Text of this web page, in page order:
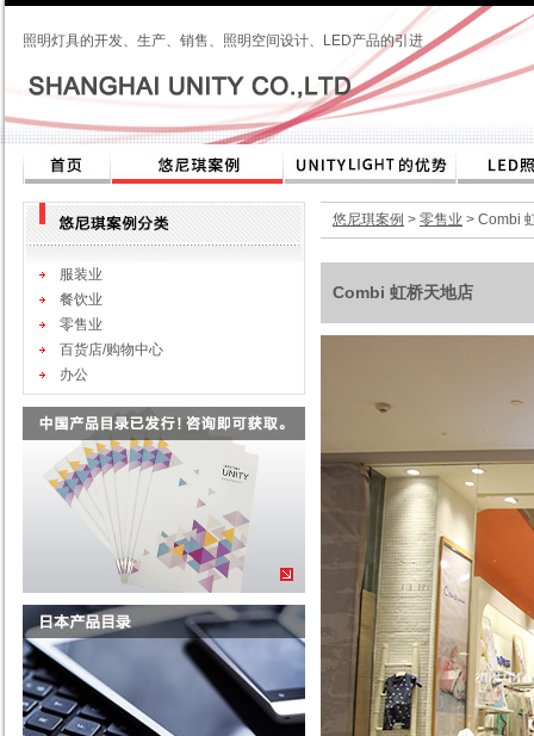
照明灯具的开发、生产、销售、照明空间设计、LED产品的引进
服装业
餐饮业
零售业
百货店/购物中心
办公
悠尼琪案例 > 零售业 > Combi
Combi 虹桥天地店